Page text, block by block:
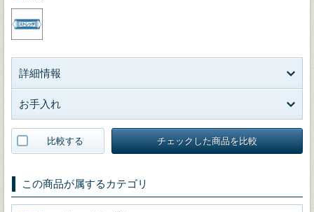
詳細情報
お手入れ
比較する チェックした商品を比較
この商品が属するカテゴリ